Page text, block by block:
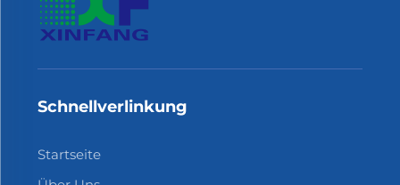
Schnellverlinkung
Startseite